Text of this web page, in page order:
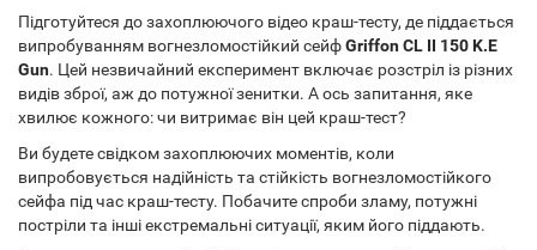
Підготуйтеся до захоплюючого відео краш-тесту, де піддається
випробуванням вогнезломостійкий сейфGriffon CL II 150 K.E
Gun. Цей незвичайний експеримент включає розстріл із різних
видів зброї, аж до потужної зенитки. А ось запитання, яке
хвилює кожного: чи витримає він цей краш-тест?
Ви будете свідком захоплюючих моментів, коли
випробовується надійність та стійкість вогнезломостійкого
сейфа під час краш-тесту. Побачите спроби зламу, потужні
постріли та інші екстремальні ситуації, яким його піддають.